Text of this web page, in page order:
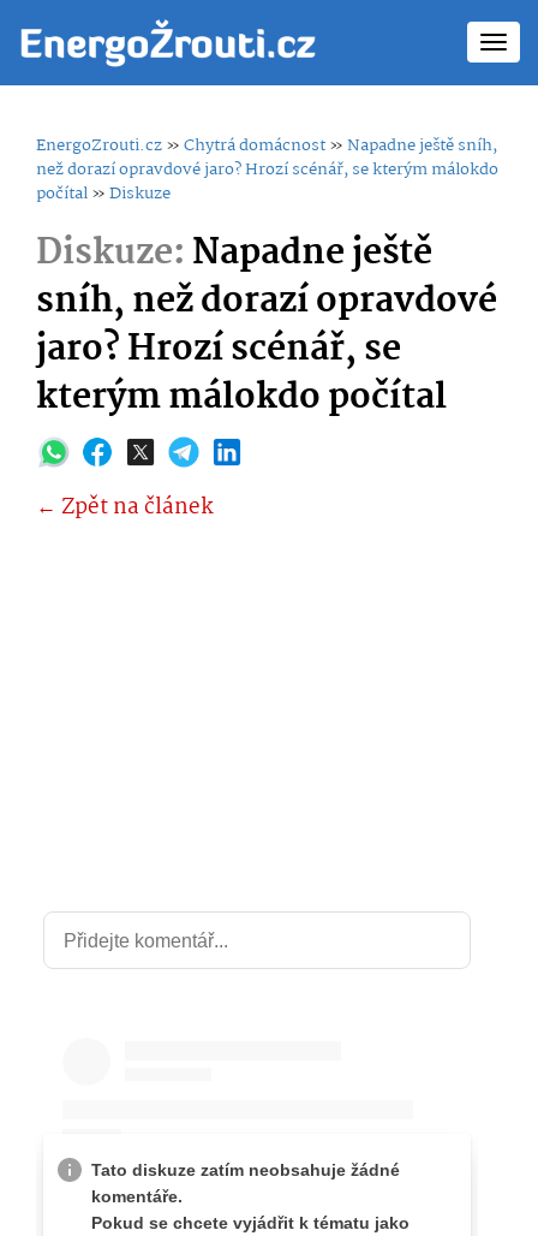
EnergoZrouti.cz»Chytrá domácnost»Napadne ještě sníh,
než dorazí opravdové jaro? Hrozí scénář, se kterým málokdo
počítal»Diskuze
Diskuze:Napadne ještě
sníh, než dorazí opravdové
jaro? Hrozí scénář, se
kterým málokdo počítal
← Zpět na článek